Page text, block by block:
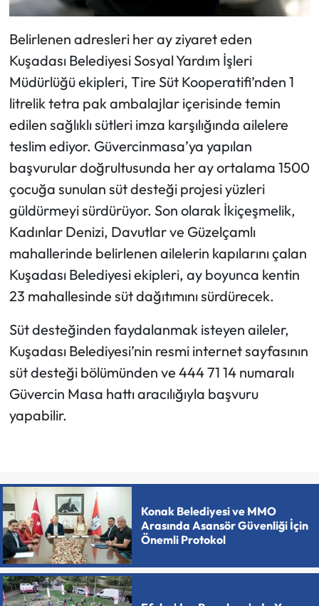
Belirlenen adresleri her ay ziyaret eden
Kuşadası Belediyesi Sosyal Yardım İşleri
Müdürlüğü ekipleri, Tire Süt Kooperatifi’nden 1
litrelik tetra pak ambalajlar içerisinde temin
edilen sağlıklı sütleri imza karşılığında ailelere
teslim ediyor. Güvercinmasa’ya yapılan
başvurular doğrultusunda her ay ortalama 1500
çocuğa sunulan süt desteği projesi yüzleri
güldürmeyi sürdürüyor. Son olarak İkiçeşmelik,
Kadınlar Denizi, Davutlar ve Güzelçamlı
mahallerinde belirlenen ailelerin kapılarını çalan
Kuşadası Belediyesi ekipleri, ay boyunca kentin
23 mahallesinde süt dağıtımını sürdürecek.
Süt desteğinden faydalanmak isteyen aileler,
Kuşadası Belediyesi’nin resmi internet sayfasının
süt desteği bölümünden ve 444 71 14 numaralı
Güvercin Masa hattı aracılığıyla başvuru
yapabilir.
Konak Belediyesi ve MMO
Arasında Asansör Güvenliği İçin
Önemli Protokol